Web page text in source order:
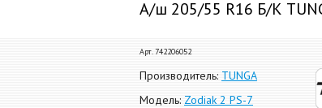
А/ш 205/55 R16 Б/К
Арт. 742206052
Производитель: TUNGA
Модель: Zodiak 2 PS-7